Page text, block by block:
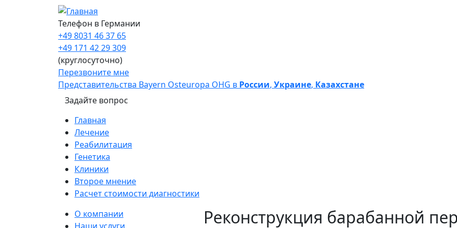
Перейти к основному содержанию
Телефон в Германии
+49 8031 46 37 65
+49 171 42 29 309
(круглосуточно)
Перезвоните мне
Представительства Bayern Osteuropa OHG в России, Украине, Казахстане
Задайте вопрос
Main navigation
Главная
Лечение
Реабилитация
Генетика
Клиники
Второе мнение
Расчет стоимости диагностики
Sidebar
О компании
Реконструкция барабанной